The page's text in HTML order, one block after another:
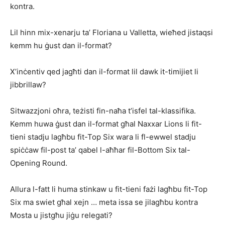
kontra.
Lil hinn mix-xenarju ta’ Floriana u Valletta, wieħed jistaqsi
kemm hu ġust dan il-format?
X’inċentiv qed jagħti dan il-format lil dawk it-timijiet li
jibbrillaw?
Sitwazzjoni oħra, teżisti fin-naħa t’isfel tal-klassifika.
Kemm huwa ġust dan il-format għal Naxxar Lions li fit-
tieni stadju lagħbu fit-Top Six wara li fl-ewwel stadju
spiċċaw fil-post ta’ qabel l-aħħar fil-Bottom Six tal-
Opening Round.
Allura l-fatt li huma stinkaw u fit-tieni fażi lagħbu fit-Top
Six ma swiet għal xejn … meta issa se jilagħbu kontra
Mosta u jistgħu jiġu relegati?